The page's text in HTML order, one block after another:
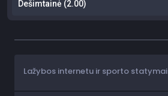
Lažybos internetu ir sporto statymai